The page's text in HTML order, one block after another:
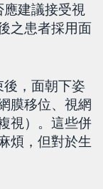
應建議接受視
之患者採用面
後，面朝下姿
膜移位、視網
視）。這些併
煩，但對於生